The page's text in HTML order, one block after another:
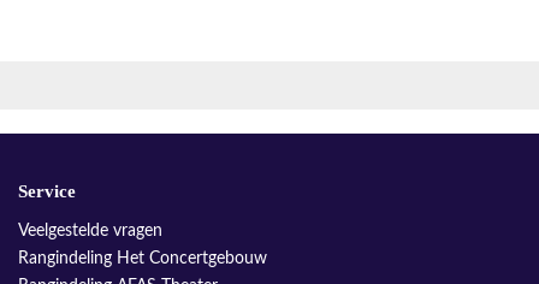
Service
Veelgestelde vragen
Rangindeling Het Concertgebouw